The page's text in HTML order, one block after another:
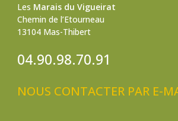
Les Marais du Vigueirat
Chemin de l’Etourneau
13104 Mas-Thibert
04.90.98.70.91
NOUS CONTACTER PAR E-